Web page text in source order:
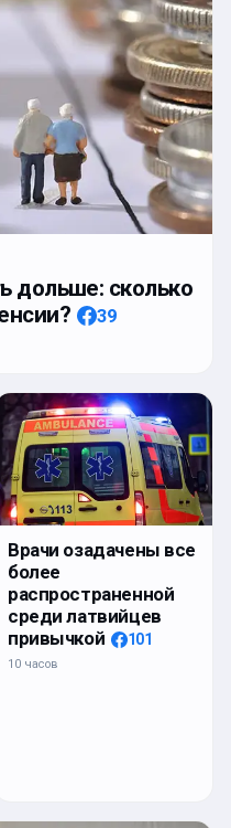
дольше: сколько
39
Врачи озадачены все
более
распространенной
среди латвийцев
привычкой
101
10 часов